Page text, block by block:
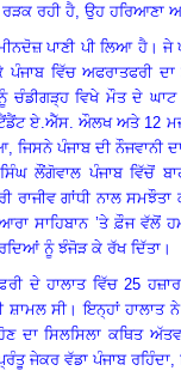
ਰੜਕ ਰਹੀ ਹੈ ਉਹ ਹਰਿਆਣਾ
ਪਾਣੀ ਪੀ ਲਿਆ ਹੈ। ਜੇ
ਪੰਜਾਬ ਵਿੱਚ ਅਫਰਾਤਫਰੀ ਦਾ
ਚੰਡੀਗੜ੍ਹ ਵਿਖੇ ਮੌਤ ਦੇ ਘਾਟ
ਏ. ਐੱਸ. ਔਲਖ ਅਤੇ12
, ਜਿਸਨੇ ਪੰਜਾਬ ਦੀ ਨੌਜਵਾਨੀ
ਸਿੰਘ ਲੌਂਗੋਵਾਲ ਪੰਜਾਬ ਵਿੱਚੋਂ
ਰਾਜੀਵ ਗਾਂਧੀ ਨਾਲ ਸਮਝੌਤਾ
ਸਾਹਿਬਾਨ’ਤੇ ਫ਼ੌਜ ਵੱਲੋਂ
ਨੂੰ ਝੰਜੋੜ ਕੇ ਰੱਖ ਦਿੱਤਾ ।
ਦੇ ਹਾਲਾਤ ਵਿੱਚ25 ਹਜ਼ਾਰ
ਸ਼ਾਮਲ ਸੀ।ਇਨ੍ਹਾਂ ਹਾਲਾਤ ਨੇ
ਦਾ ਸਿਲਸਿਲਾ ਕਥਿਤ
ਜੇਕਰ ਵੱਡਾ ਪੰਜਾਬ ਰਹਿੰਦਾ